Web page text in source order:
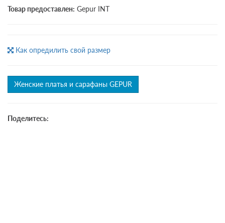
Товар предоставлен: Gepur INT
Как опредилить свой размер
Женские платья и сарафаны GEPUR
Поделитесь: